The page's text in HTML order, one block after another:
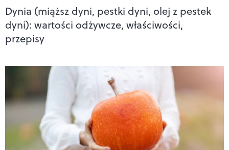
Dynia (miąższ dyni, pestki dyni, olej z pestek
dyni): wartości odżywcze, właściwości,
przepisy